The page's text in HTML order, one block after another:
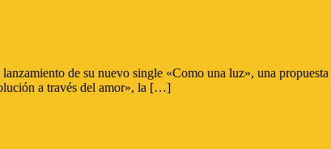
de su nuevo single «Como una luz», una
a través del amor», la […]